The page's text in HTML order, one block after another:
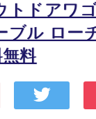
トドアワ
ブル ロー
料